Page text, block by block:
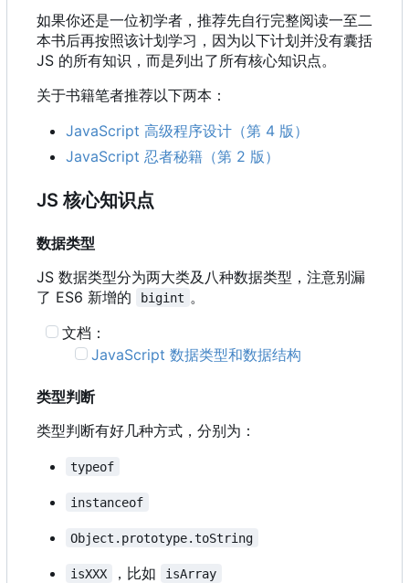
如果你还是一位初学者，推荐先自行完整阅读一至二
本书后再按照该计划学习，因为以下计划并没有囊括
JS 的所有知识，而是列出了所有核心知识点。
关于书籍笔者推荐以下两本：
JavaScript 高级程序设计（第 4 版）
JavaScript 忍者秘籍（第 2 版）
JS 核心知识点
数据类型
JS 数据类型分为两大类及八种数据类型，注意别漏
了 ES6 新增的
bigint 。
文档：
JavaScript 数据类型和数据结构
类型判断
类型判断有好几种方式，分别为：
typeof
instanceof
Object.prototype.toString
isXXX ，比如 isArray